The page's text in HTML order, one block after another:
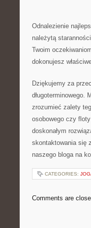
Odnalezienie
należytą
Twoim
dokonujesz
Dziękujemy ​za
długoterminowego.​
zrozumieć zalety
osobowego czy
doskonałym​
skontaktowania⁢ się
naszego bloga na
CATEGORIES:
Comments are